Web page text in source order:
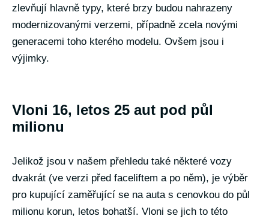
zlevňují hlavně typy, které brzy budou nahrazeny
modernizovanými verzemi, případně zcela novými
generacemi toho kterého modelu. Ovšem jsou i
výjimky.
Vloni 16, letos 25 aut pod půl
milionu
Jelikož jsou v našem přehledu také některé vozy
dvakrát (ve verzi před faceliftem a po něm), je výběr
pro kupující zaměřující se na auta s cenovkou do půl
milionu korun, letos bohatší. Vloni se jich to této